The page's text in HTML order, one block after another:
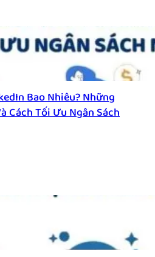
Bao Nhiêu? Những
Cách Tối Ưu Ngân Sách